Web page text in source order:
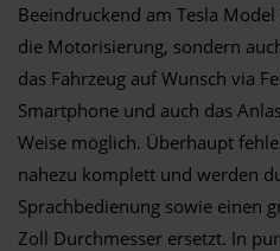
Beeindruckend am Tesla
die Motorisierung, sondern
das Fahrzeug auf Wunsch via
Smartphone und auch das
Weise möglich. Überhaupt
nahezu komplett und werden
Sprachbedienung sowie einen
Zoll Durchmesser ersetzt. In